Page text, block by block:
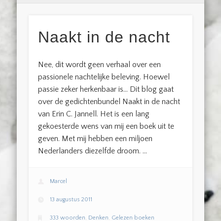
Naakt in de nacht
Nee, dit wordt geen verhaal over een
passionele nachtelijke beleving. Hoewel
passie zeker herkenbaar is… Dit blog gaat
over de gedichtenbundel Naakt in de nacht
van Erin C. Jannell. Het is een lang
gekoesterde wens van mij een boek uit te
geven. Met mij hebben een miljoen
Nederlanders diezelfde droom. …
Marcel
13 augustus 2011
333 woorden, Denken, Gelezen boeken